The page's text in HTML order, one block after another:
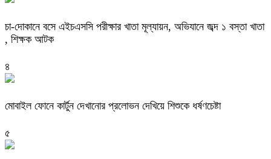
চা-দোকানে বসে এইচএসসি পরীক্ষার খাতা মূল্যায়ন, অভিযানে জব্দ ১ বস্তা খাতা
, শিক্ষক আটক
৪
মোবাইল ফোনে কার্টুন দেখানোর প্রলোভন দেখিয়ে শিশুকে ধর্ষণচেষ্টা
৫